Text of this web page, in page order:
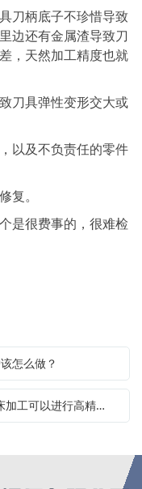
柄底子不珍惜导致
边还有金属渣导致刀
，天然加工精度也就
具弹性变形交大或
及不负责任的零件
。
很费事的，很难检
怎么做？
下一篇：江门大型磨床加工：平面磨床加工可以进行高精度加工的原因是什么